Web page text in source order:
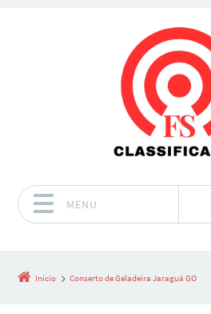
MENU
Início Conserto de Geladeira Jaraguá GO